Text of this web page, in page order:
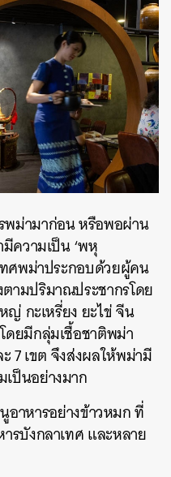
พม่ามาก่อน หรือพอผ่าน
ความเป็น ‘พหุ
ทศพม่าประกอบด้วยผู้คน
ตามปริมาณประชากรโดย
กะเหรี่ยง ยะไข่ จีน
ยมีกลุ่มเชื้อชาติพม่า
7 เขต จึงส่งผลให้พม่ามี
ป็นอย่างมาก
อาหารอย่างข้าวหมก ที่
รบังกลาเทศ และหลาย